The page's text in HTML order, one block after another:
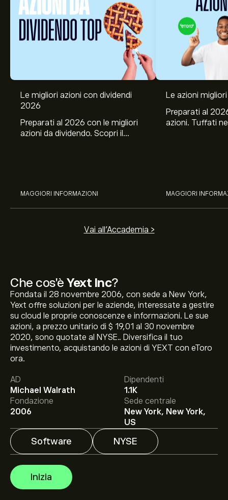
Che cos'è Yext Inc?
Fondata il 28 novembre 2006, con sede a New York,
Yext offre soluzioni per le aziende, interessate a gestire
su cloud le proprie conoscenze e informazioni. Le sue
azioni, a prezzo unitario di $ 19,01 al 30 novembre
2020, sono quotate al NYSE.. Diversifica il tuo
investimento, acquistando le azioni di YEXT con eToro
ora.
AD
Michael Walrath
Dipendenti
1.1K
Fondazione
2006
Sede centrale
New York, New York,
US
Software NYSE
Inizia
Le migliori azioni con dividendi
2026
Preparati al 2026 con le migliori
azioni da dividendo. Scopri il
MAGGIORI INFORMAZIONI
Le azioni
Preparati al
azioni. Tuffati
MAGGIORI
Vai all'Accademia >
Il prezzo attuale delle azioni YEXT è di 5.73‎$‎.
Il target di prezzo medio per le azioni Yext Inc è di 5.73‎$‎.
Iscriviti
su eToro per previsioni dettagliate degli analisti e
Gli analisti offrono previsioni per le azioni Yext Inc
basate su tendenze di mercato, rapporti finanziari e
futuri movimenti dei prezzi.
La capitalizzazione di mercato di Yext Inc è 574.42M‎$‎